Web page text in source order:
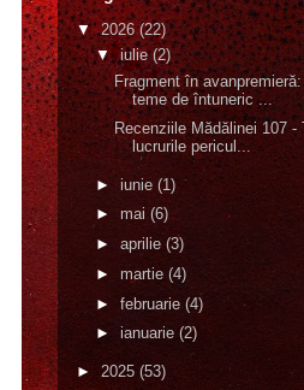
▼2026(22)
▼iulie(2)
Fragment în
teme de întuneric ...
Recenziile Mădălinei 107 -
lucrurile pericul...
► iunie (1)
► mai (6)
► aprilie (3)
► martie (4)
► februarie (4)
► ianuarie (2)
► 2025 (53)